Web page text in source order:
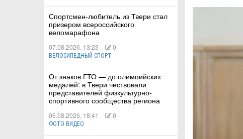
Спортсмен-любитель из Твери стал
призером всероссийского
веломарафона
07.08.2026, 13:23 0
ВЕЛОСИПЕДНЫЙ СПОРТ
От знаков ГТО — до олимпийских
медалей: в Твери чествовали
представителей физкультурно-
спортивного сообщества региона
06.08.2026, 18:41 0
ФОТО ВИДЕО